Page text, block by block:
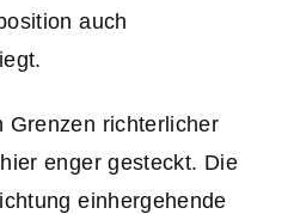
auch
Grenzen richterlicher
enger gesteckt. Die
einhergehende